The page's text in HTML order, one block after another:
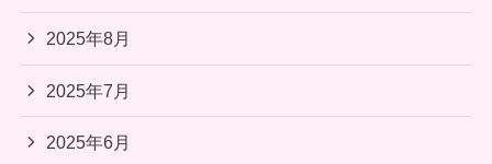
2025年8月
2025年7月
2025年6月